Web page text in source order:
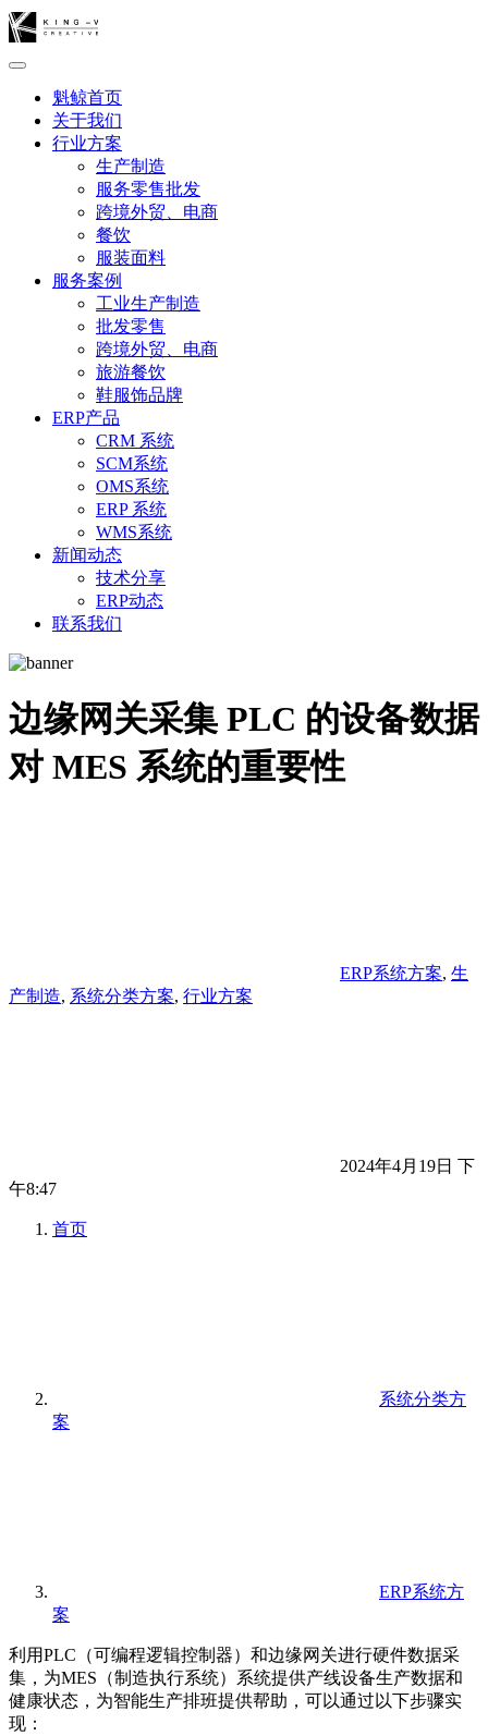
魁鲸首页
关于我们
行业方案
生产制造
服务零售批发
跨境外贸、电商
餐饮
服装面料
服务案例
工业生产制造
批发零售
跨境外贸、电商
旅游餐饮
鞋服饰品牌
ERP产品
CRM 系统
SCM系统
OMS系统
ERP 系统
WMS系统
新闻动态
技术分享
ERP动态
联系我们
边缘网关采集 PLC 的设备数据
对 MES 系统的重要性
ERP系统方案, 生
产制造, 系统分类方案, 行业方案
2024年4月19日 下
午8:47
首页
系统分类方
案
ERP系统方
案
利用PLC（可编程逻辑控制器）和边缘网关进行硬件数据采
集，为MES（制造执行系统）系统提供产线设备生产数据和
健康状态，为智能生产排班提供帮助，可以通过以下步骤实
现：